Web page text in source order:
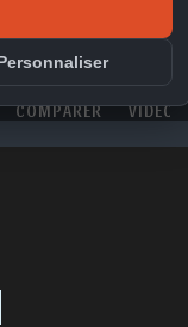
COMPARER VIDEO